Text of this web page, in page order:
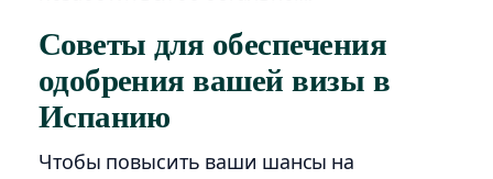
Советы для обеспечения
одобрения вашей визы в
Испанию
Чтобы повысить ваши шансы на